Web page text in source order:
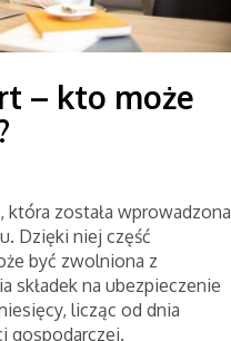
– kto może
która została wprowadzona
Dzięki niej część
być zwolniona z
składek na ubezpieczenie
licząc od dnia
gospodarczej.